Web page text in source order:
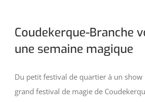
Coudekerque-Branche
une semaine magique
Du petit festival de quartier à un
grand festival de magie de